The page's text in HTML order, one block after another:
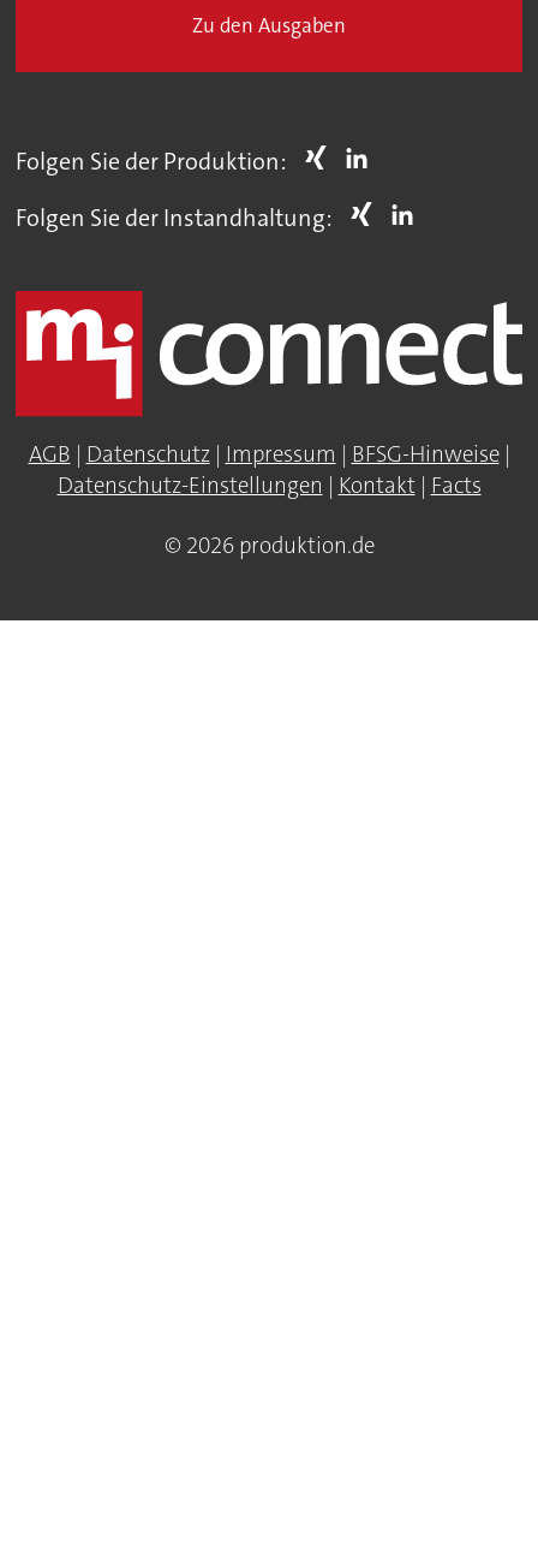
Zu den Ausgaben
Folgen Sie der Produktion:
Folgen Sie der Instandhaltung:
AGB | Datenschutz| Impressum | BFSG-Hinweise|
Datenschutz-Einstellungen | Kontakt| Facts
© 2026 produktion.de